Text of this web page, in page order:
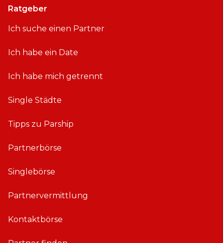
Ratgeber
Ich suche einen Partner
Ich habe ein Date
Ich habe mich getrennt
Single Städte
Tipps zu Parship
Partnerbörse
Singlebörse
Partnervermittlung
Kontaktbörse